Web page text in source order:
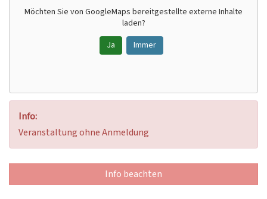
Möchten Sie von GoogleMaps bereitgestellte externe Inhalte
laden?
Ja
Immer
Info:
Veranstaltung ohne Anmeldung
Info beachten